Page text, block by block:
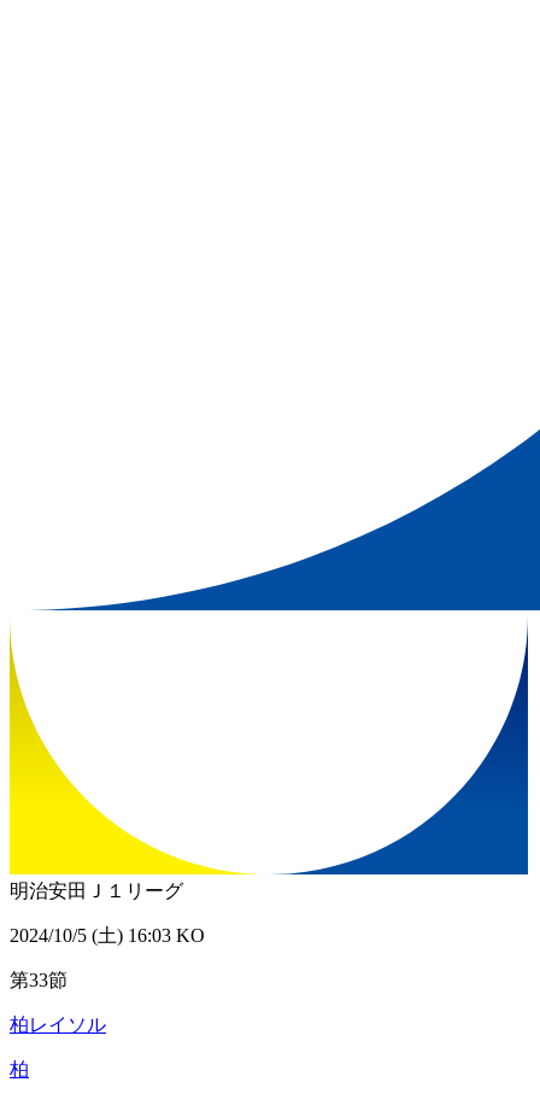
明治安田Ｊ１リーグ
2024/10/5 (土) 16:03 KO
第33節
柏レイソル
柏